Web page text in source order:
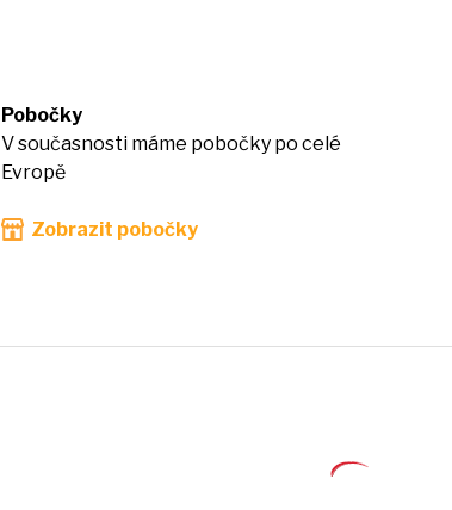
Pobočky
V současnosti máme pobočky po celé
Evropě
Zobrazit pobočky